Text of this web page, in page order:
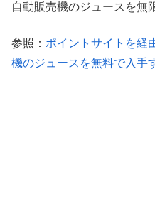
自動販売機のジュースを無
参照： ポイントサイトを経
機のジュースを無料で入手